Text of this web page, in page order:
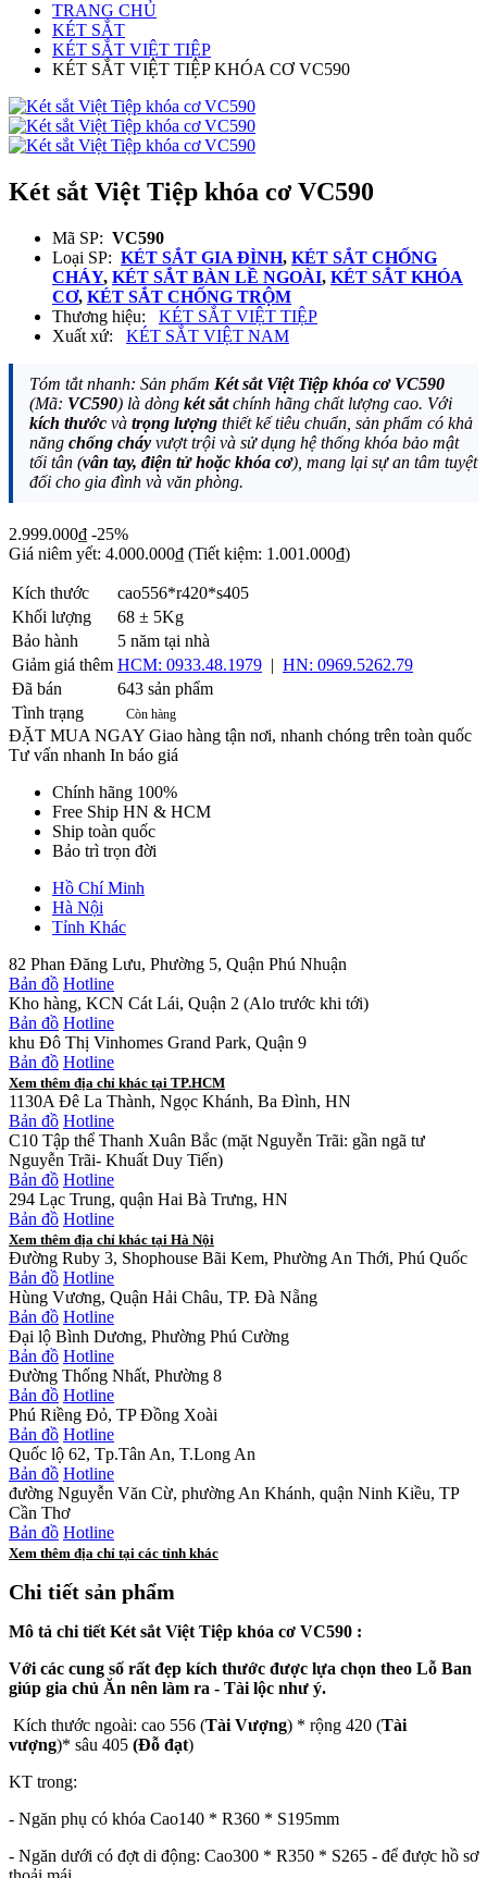
TRANG CHỦ
KÉT SẮT
KÉT SẮT VIỆT TIỆP
KÉT SẮT VIỆT TIỆP KHÓA CƠ VC590
Két sắt Việt Tiệp khóa cơ VC590
Mã SP: VC590
Loại SP: KÉT SẮT GIA ĐÌNH, KÉT SẮT CHỐNG
CHÁY, KÉT SẮT BÀN LỀ NGOÀI, KÉT SẮT KHÓA
CƠ, KÉT SẮT CHỐNG TRỘM
Thương hiệu: KÉT SẮT VIỆT TIỆP
Xuất xứ: KÉT SẮT VIỆT NAM
Tóm tắt nhanh: Sản phẩm Két sắt Việt Tiệp khóa cơ VC590
(Mã: VC590) là dòng két sắtchính hãng chất lượng cao. Với
kích thước và trọng lượng thiết kế tiêu chuẩn, sản phẩm có khả
năng chống cháy vượt trội và sử dụng hệ thống khóa bảo mật
tối tân (vân tay, điện tử hoặc khóa cơ), mang lại sự an tâm tuyệt
đối cho gia đình và văn phòng.
2.999.000₫ -25%
Giá niêm yết: 4.000.000₫ (Tiết kiệm: 1.001.000₫)
Kích thước
cao556*r420*s405
Khối lượng
68 ± 5Kg
Bảo hành
5 năm tại nhà
Giảm giá thêm HCM: 0933.48.1979 | HN: 0969.5262.79
Đã bán
643 sản phẩm
Tình trạng
Còn hàng
ĐẶT MUA NGAY Giao hàng tận nơi, nhanh chóng trên toàn quốc
Tư vấn nhanh In báo giá
Chính hãng 100%
Free Ship HN & HCM
Ship toàn quốc
Bảo trì trọn đời
Hồ Chí Minh
Hà Nội
Tỉnh Khác
82 Phan Đăng Lưu, Phường 5, Quận Phú Nhuận
Bản đồ Hotline
Kho hàng, KCN Cát Lái, Quận 2 (Alo trước khi tới)
Bản đồ Hotline
khu Đô Thị Vinhomes Grand Park, Quận 9
Bản đồ Hotline
Xem thêm địa chỉ khác tại TP.HCM
1130A Đê La Thành, Ngọc Khánh, Ba Đình, HN
Bản đồ Hotline
C10 Tập thể Thanh Xuân Bắc (mặt Nguyễn Trãi: gần ngã tư
Nguyễn Trãi- Khuất Duy Tiến)
Bản đồ Hotline
294 Lạc Trung, quận Hai Bà Trưng, HN
Bản đồ Hotline
Xem thêm địa chỉ khác tại Hà Nội
Đường Ruby 3, Shophouse Bãi Kem, Phường An Thới, Phú Quốc
Bản đồ Hotline
Hùng Vương, Quận Hải Châu, TP. Đà Nẵng
Bản đồ Hotline
Đại lộ Bình Dương, Phường Phú Cường
Bản đồ Hotline
Đường Thống Nhất, Phường 8
Bản đồ Hotline
Phú Riềng Đỏ, TP Đồng Xoài
Bản đồ Hotline
Quốc lộ 62, Tp.Tân An, T.Long An
Bản đồ Hotline
đường Nguyễn Văn Cừ, phường An Khánh, quận Ninh Kiều, TP
Cần Thơ
Bản đồ Hotline
Xem thêm địa chỉ tại các tỉnh khác
Chi tiết sản phẩm
Mô tả chi tiết Két sắt Việt Tiệp khóa cơ VC590 :
Với các cung số rất đẹp kích thước được lựa chọn theo Lỗ Ban
giúp gia chủ Ăn nên làm ra - Tài lộc như ý.
Kích thước ngoài: cao 556 (Tài Vượng) * rộng 420 (Tài
vượng)* sâu 405 (Đỗ đạt)
KT trong:
- Ngăn phụ có khóa Cao140 * R360 * S195mm
- Ngăn dưới có đợt di động: Cao300 * R350 * S265 - để được hồ sơ